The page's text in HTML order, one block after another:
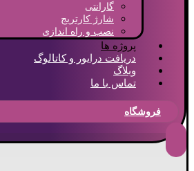
گارانتی
شارژ کارتریج
نصب و راه اندازی
پروژه ها
دریافت درایور و کاتالوگ
وبلاگ
تماس با ما
فروشگاه